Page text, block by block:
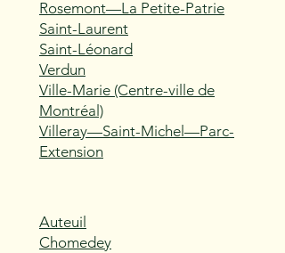
Rosemont—La Petite-Patrie
Saint-Laurent
Saint-Léonard
Verdun
Ville-Marie (Centre-ville de
Montréal)
Villeray—Saint-Michel—Parc-
Extension
Auteuil
Chomedey